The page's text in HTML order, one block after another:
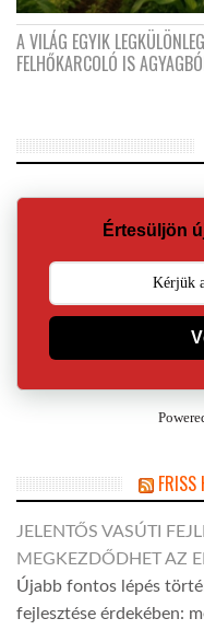
A VILÁG EGYIK
FELHŐKARCOLÓ IS
Értesüljön
FRISS
JELENTŐS VASÚTI
MEGKEZDŐDHET AZ
Újabb fontos lépés
fejlesztése érdekében: